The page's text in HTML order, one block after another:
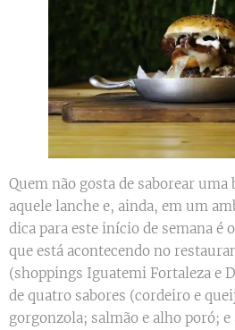
Quem não gosta de saborear
aquele lanche e, ainda, em um
dica para este início de semana é
que está acontecendo no
(shoppings Iguatemi Fortaleza e
de quatro sabores (cordeiro e
gorgonzola; salmão e alho poró;